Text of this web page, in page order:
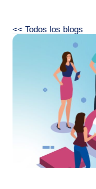
<< Todos los blogs